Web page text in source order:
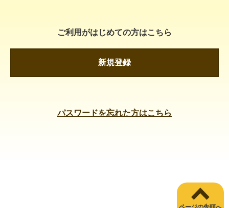
ご利用がはじめての方はこちら
新規登録
パスワードを忘れた方はこちら